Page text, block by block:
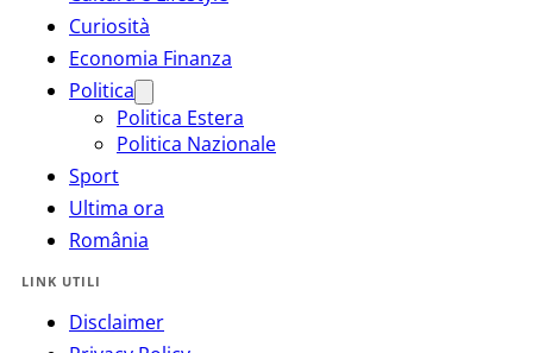
Curiosità
Economia Finanza
Politica
Politica Estera
Politica Nazionale
Sport
Ultima ora
România
LINK UTILI
Disclaimer